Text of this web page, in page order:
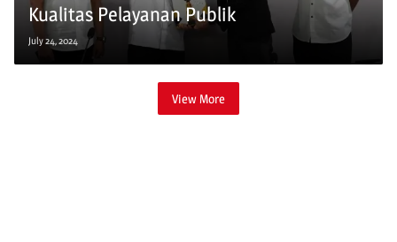
Kualitas Pelayanan Publik
July 24, 2024
View More